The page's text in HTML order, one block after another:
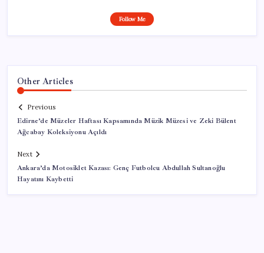
Follow Me
Other Articles
Previous
Edirne’de Müzeler Haftası Kapsamında Müzik Müzesi ve Zeki Bülent
Ağcabay Koleksiyonu Açıldı
Next
Ankara’da Motosiklet Kazası: Genç Futbolcu Abdullah Sultanoğlu
Hayatını Kaybetti